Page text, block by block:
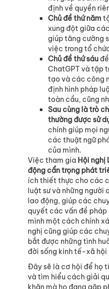
định về quyền
Chủ đề thứ năm
xung đột giữa
giúp tăng cường
việc trong tổ
Chủ đề thứ sáu
ChatGPT và tập
tạo và các công
định hình pháp
toàn cầu, cũng
Sau cùng là trò
thường được sử
chính giúp mọi
các thuật ngữ
của mình.
Việc tham gia Hội nghị
động cẩn trọng phát
ích thiết thực cho các
luật sư và những người
lao động, giúp các
quyết các vấn đề
mình một cách chính
nghị cũng giúp các
bắt được những tình
đời sống kinh tế-xã hội
Đây sẽ là cơ hội để họ
và tìm hiểu cách giải
khăn mà họ đang gặp